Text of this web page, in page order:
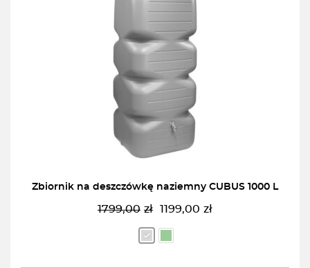
Zbiornik na deszczówkę naziemny CUBUS 1000 L
1799,00 zł
Pierwotna
cena
wynosiła:
1199,00 zł
Aktualna
cena
wynosi: